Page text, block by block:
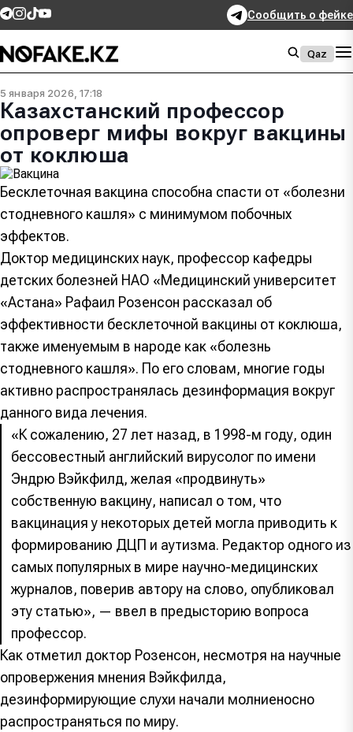
Сообщить о фейке
Qaz
5 января 2026, 17:18
Казахстанский профессор
опроверг мифы вокруг вакцины
от коклюша
Бесклеточная вакцина способна спасти от «болезни
стодневного кашля» с минимумом побочных
эффектов.
Доктор медицинских наук, профессор кафедры
детских болезней НАО «Медицинский университет
«Астана» Рафаил Розенсон рассказал об
эффективности бесклеточной вакцины от коклюша,
также именуемым в народе как «болезнь
стодневного кашля». По его словам, многие годы
активно распространялась дезинформация вокруг
данного вида лечения.
«К сожалению, 27 лет назад, в 1998-м году, один
бессовестный английский вирусолог по имени
Эндрю Вэйкфилд, желая «продвинуть»
собственную вакцину, написал о том, что
вакцинация у некоторых детей могла приводить к
формированию ДЦП и аутизма. Редактор одного из
самых популярных в мире научно-медицинских
журналов, поверив автору на слово, опубликовал
эту статью», — ввел в предысторию вопроса
профессор.
Как отметил доктор Розенсон, несмотря на научные
опровержения мнения Вэйкфилда,
дезинформирующие слухи начали молниеносно
распространяться по миру.